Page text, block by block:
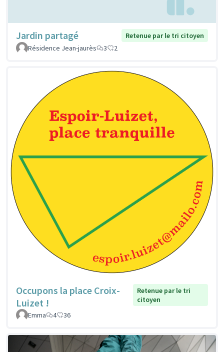
Jardin partagé
Retenue par le tri citoyen
Résidence Jean-jaurès
3 2
Occupons la place Croix-
Luizet !
Retenue par le tri
citoyen
Emma
4 36